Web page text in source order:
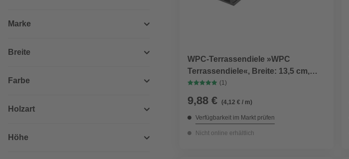
Marke
Breite
Farbe
Holzart
Höhe
WPC-Terrassendiele »WPC
Terrassendiele«, Breite: 13,5 cm,
Stärke: 2 cm, gerillt, 1 Stk.
(1)
9,88 € (4,12 € / m)
Verfügbarkeit im Markt prüfen
Nicht online erhältlich